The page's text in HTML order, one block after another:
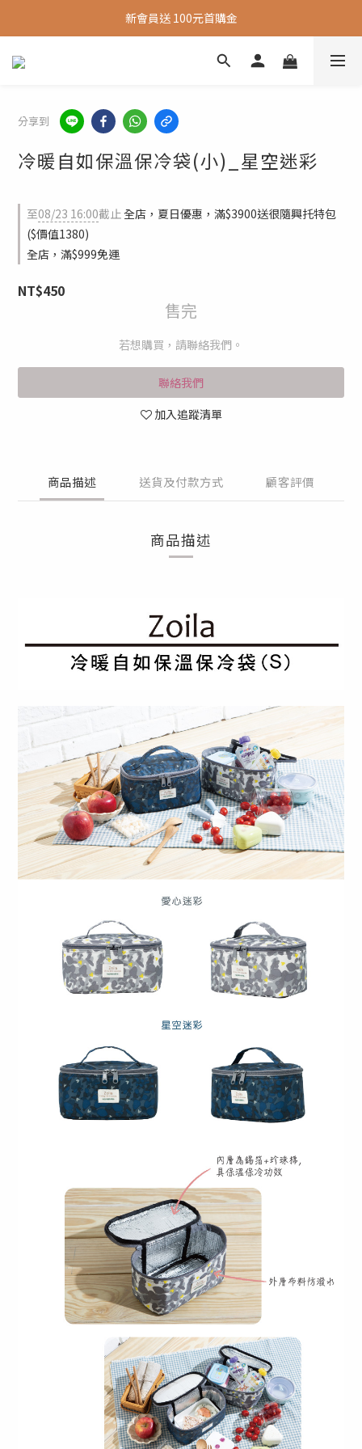
新會員送 100元首購金
新會員送 100元首購金
夏日旅行推薦包款9折，滿額再送很隨興托特包
分享到
冷暖自如保溫保冷袋(小)_星空迷彩
至08/23 16:00截止全店，夏日優惠，滿$3900送很隨興托特包
($價值1380)
全店，滿$999免運
NT$450
售完
若想購買，請聯絡我們。
聯絡我們
加入追蹤清單
商品描述 送貨及付款方式 顧客評價
商品描述